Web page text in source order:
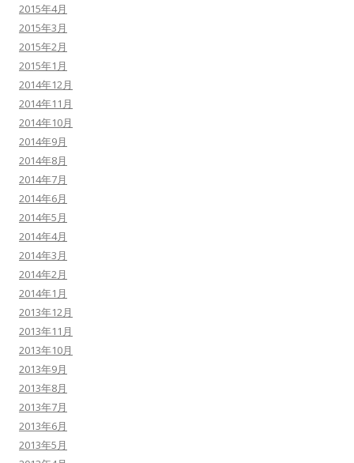
2015年4月
2015年3月
2015年2月
2015年1月
2014年12月
2014年11月
2014年10月
2014年9月
2014年8月
2014年7月
2014年6月
2014年5月
2014年4月
2014年3月
2014年2月
2014年1月
2013年12月
2013年11月
2013年10月
2013年9月
2013年8月
2013年7月
2013年6月
2013年5月